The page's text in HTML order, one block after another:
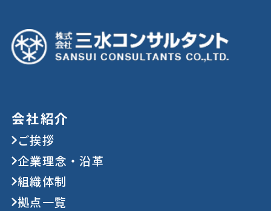
会社紹介
ご挨拶
企業理念・沿革
組織体制
拠点一覧